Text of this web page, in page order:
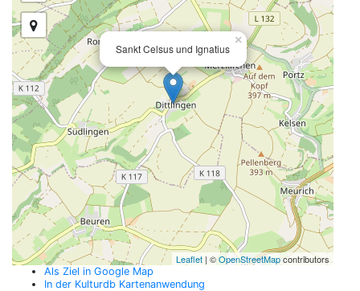
Sankt Celsus und Ignatius
×
Leaflet | ©OpenStreetMapcontributors
Als Ziel in Google Map
In der Kulturdb Kartenanwendung